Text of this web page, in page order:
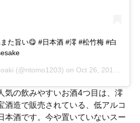
た旨い😋 #日本酒 #澪 #松竹梅 #白
(@ntomo1203) on Oct 26, 2018 at 2:29am PDT
気の飲みやすいお酒4つ目は、澪
酒造で販売されている、低アルコ
本酒です。今や置いていないスー